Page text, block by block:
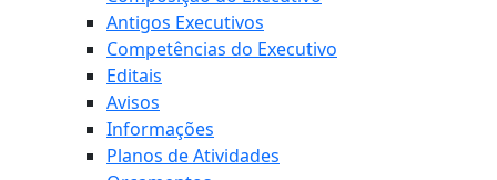
Antigos Executivos
Competências do Executivo
Editais
Avisos
Informações
Planos de Atividades